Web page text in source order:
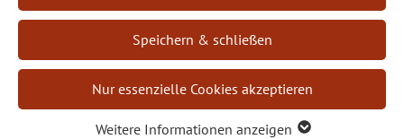
Speichern & schließen
Nur essenzielle Cookies akzeptieren
Weitere Informationen anzeigen
Termine
News
Produkte